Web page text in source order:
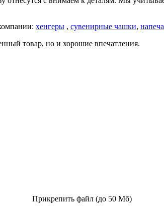
хенгеры , сувенирные чашки,
товар, но и хорошие впечатления.
Прикрепить файл (до 50 Мб)